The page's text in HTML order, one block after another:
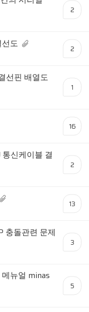
2
도 2
선핀 배열도
1
16
통신케이블 결
2
13
충돌관련 문제
3
뉴얼 minas
5